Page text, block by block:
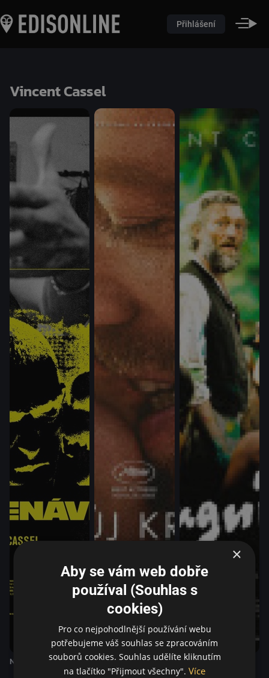
Přihlášení
Vincent Cassel
Nenávist Můj král Gauguin
×
Aby se vám web dobře
používal (Souhlas s
cookies)
Pro co nejpohodlnější používání webu
potřebujeme váš souhlas se zpracováním
souborů cookies. Souhlas udělíte kliknutím
na tlačítko "Přijmout všechny". Více